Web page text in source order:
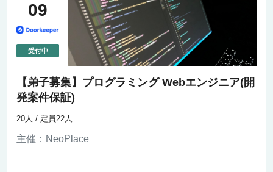
09
【弟子募集】プログラミング Webエンジニア(開
発案件保証)
主催： NeoPlace
20人 / 定員22人